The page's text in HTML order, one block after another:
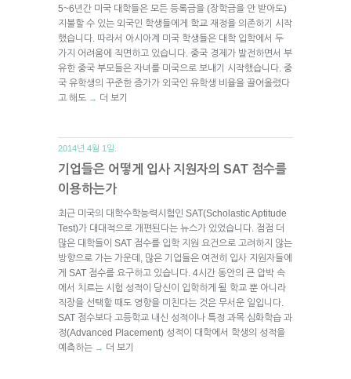
5~6년간 미국 대학들은 모든 등록금을 (장학금을 안 받아도)
지불할 수 있는 외국인 학생들에게 학교 재정을 의존하기 시작
했습니다. 따라서 아시아계 미국 학생들은 대학 입학에서 두
가지 어려움에 직면하고 있습니다. 중국 경제가 발전하면서 부
유한 중국 부모들은 자녀를 미국으로 보내기 시작했습니다. 중
국 유학생의 꾸준한 증가가 외국인 유학생 비율을 끌어올렸다
고 해도 → 더 보기
2014년 4월 1일.
기업들은 어떻게 입사 지원자의 SAT 점수를
이용하는가
최근 미국의 대학수학능력시험인 SAT(Scholastic Aptitude
Test)가 대대적으로 개편된다는 뉴스가 있었습니다. 점점 더
많은 대학들이 SAT 점수를 입학 지원 요건으로 고려하지 않는
방향으로 가는 가운데, 많은 기업들은 여전히 입사 지원자들에
게 SAT 점수를 요구하고 있습니다. 4시간 동안의 큰 압박 속
에서 치르는 시험 성적이 당신이 입학하게 될 학교 뿐 아니라
직장을 선택할 때도 영향을 미친다는 것은 무서운 일입니다.
SAT 점수보다 고등학교 내신 성적이나 특정 과목 심화학습 과
정(Advanced Placement) 성적이 대학에서 학생의 성적을
예측하는 → 더 보기